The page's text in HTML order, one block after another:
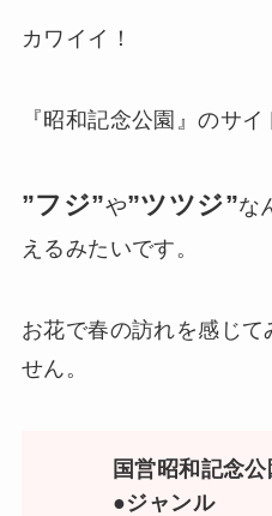
カワイイ！
『昭和記念公園』のサイ
”フジ”や”ツツジ”な
えるみたいです。
お花で春の訪れを感じて
せん。
国営昭和記念公
●ジャンル